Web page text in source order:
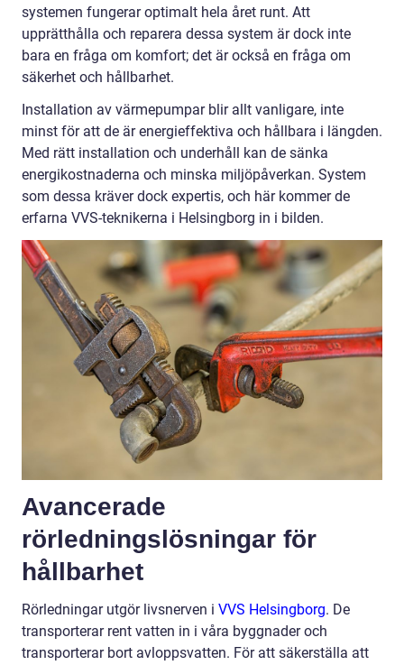
systemen fungerar optimalt hela året runt. Att
upprätthålla och reparera dessa system är dock inte
bara en fråga om komfort; det är också en fråga om
säkerhet och hållbarhet.
Installation av värmepumpar blir allt vanligare, inte
minst för att de är energieffektiva och hållbara i längden.
Med rätt installation och underhåll kan de sänka
energikostnaderna och minska miljöpåverkan. System
som dessa kräver dock expertis, och här kommer de
erfarna VVS-teknikerna i Helsingborg in i bilden.
Avancerade
rörledningslösningar för
hållbarhet
Rörledningar utgör livsnerven i VVS Helsingborg. De
transporterar rent vatten in i våra byggnader och
transporterar bort avloppsvatten. För att säkerställa att